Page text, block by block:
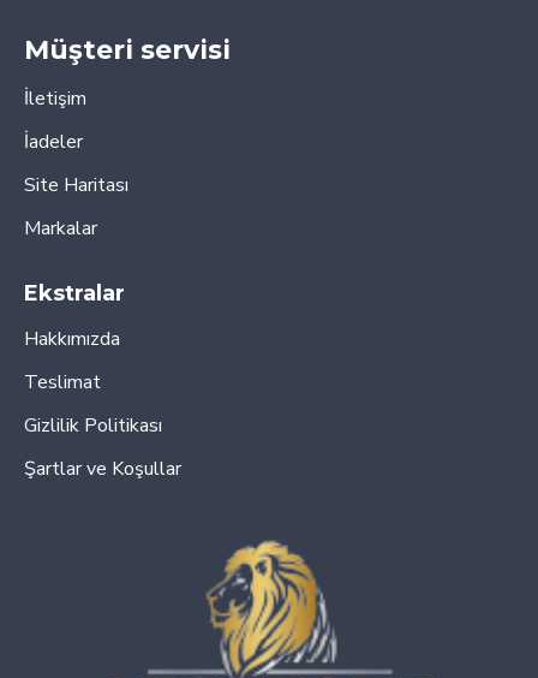
Müşteri servisi
İletişim
İadeler
Site Haritası
Markalar
Ekstralar
Hakkımızda
Teslimat
Gizlilik Politikası
Şartlar ve Koşullar